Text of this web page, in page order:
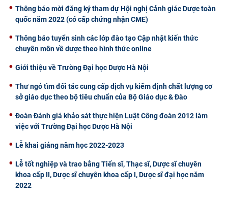
Thông báo mời đăng ký tham dự Hội nghị Cảnh giác Dược toàn
quốc năm 2022 (có cấp chứng nhận CME)
Thông báo tuyển sinh các lớp đào tạo Cập nhật kiến thức
chuyên môn về dược theo hình thức online
Giới thiệu về Trường Đại học Dược Hà Nội
Thư ngỏ tìm đối tác cung cấp dịch vụ kiểm định chất lượng cơ
sở giáo dục theo bộ tiêu chuẩn của Bộ Giáo dục & Đào
Đoàn Đánh giá khảo sát thực hiện Luật Công đoàn 2012 làm
việc với Trường Đại học Dược Hà Nội
Lễ khai giảng năm học 2022-2023
Lễ tốt nghiệp và trao bằng Tiến sĩ, Thạc sĩ, Dược sĩ chuyên
khoa cấp II, Dược sĩ chuyên khoa cấp I, Dược sĩ đại học năm
2022